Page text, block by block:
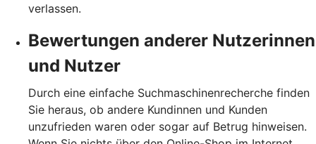
verlassen.
Bewertungen anderer Nutzerinnen
und Nutzer
Durch eine einfache Suchmaschinenrecherche finden
Sie heraus, ob andere Kundinnen und Kunden
unzufrieden waren oder sogar auf Betrug hinweisen.